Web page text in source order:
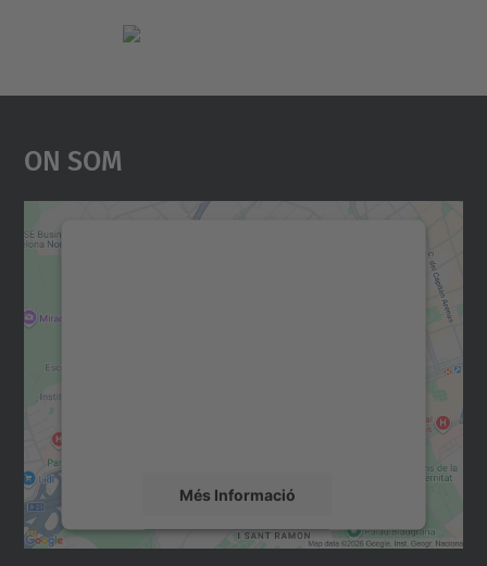
On Som
Més Informació
Accepta